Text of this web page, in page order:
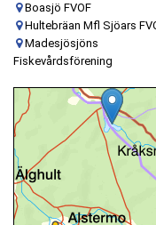
Boasjö FVOF
Hultebräan Mfl Sjöars
Madesjösjöns
Fiskevårdsförening